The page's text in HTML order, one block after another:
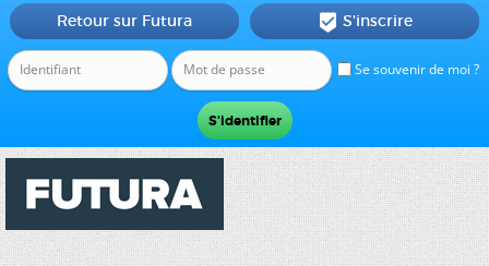
Se souvenir de moi ?
Retour sur Futura  S'inscrire